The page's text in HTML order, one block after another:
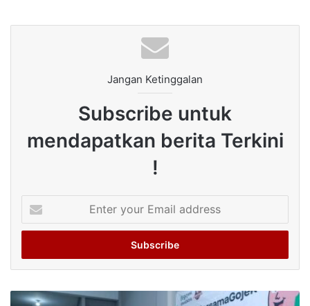
Jangan Ketinggalan
Subscribe untuk
mendapatkan berita Terkini
!
your
Email